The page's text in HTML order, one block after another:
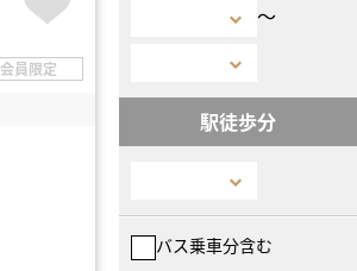
会員限定
〜
駅徒歩分
バス乗車分含む